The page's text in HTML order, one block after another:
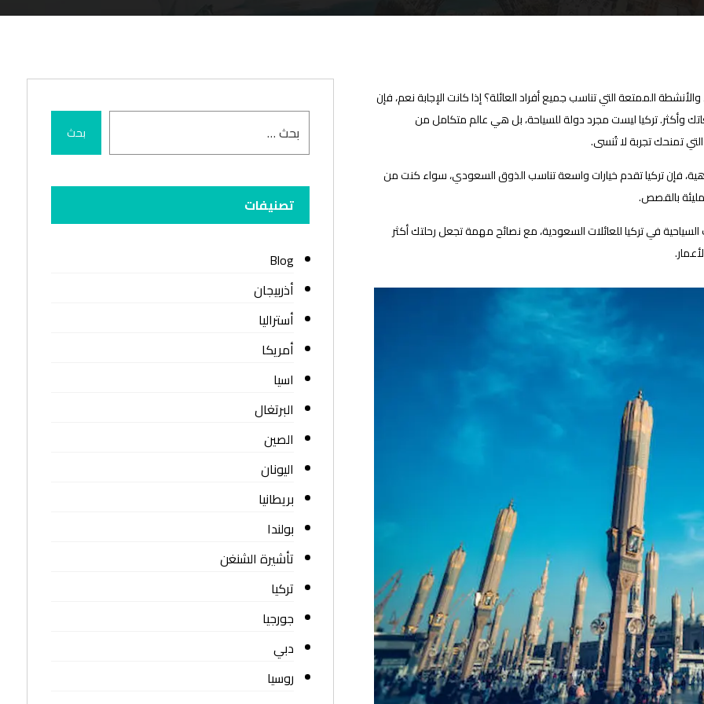
الممتعة التي تناسب جميع أفراد العائلة؟ إذا كانت الإجابة نعم، فإن
وأكثر. تركيا ليست مجرد دولة للسياحة، بل هي عالم متكامل من
التي تمنحك تجربة لا تُنسى.
فإن تركيا تقدم خيارات واسعة تناسب الذوق السعودي، سواء كنت من
بالقصص.
في تركيا للعائلات السعودية، مع نصائح مهمة تجعل رحلتك أكثر
بحث
تصنيفات
Blog
أذربيجان
أستراليا
أمريكا
اسيا
البرتغال
الصين
اليونان
بريطانيا
بولندا
تأشيرة الشنغن
تركيا
جورجيا
دبي
روسيا